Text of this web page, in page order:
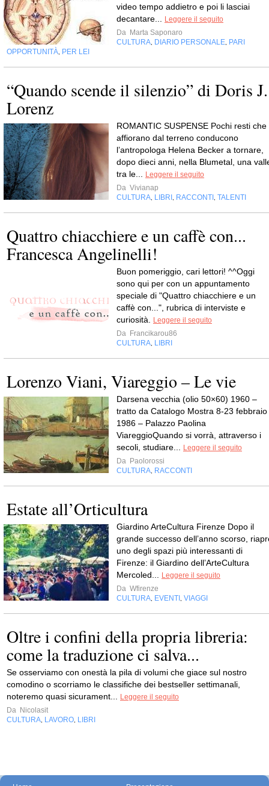
video tempo addietro e poi li lasciai
decantare...
Leggere il seguito
Da Marta Saponaro
CULTURA DIARIO PERSONALE PARI
OPPORTUNITÀ PER LEI
“Quando scende il silenzio” di Doris J.
Lorenz
ROMANTIC SUSPENSE Pochi resti che
affiorano dal terreno conducono
l’antropologa Helena Becker a tornare,
dopo dieci anni, nella Blumetal, una
tra le...
Leggere il seguito
Da Vivianap
CULTURA LIBRI RACCONTI TALENTI
Quattro chiacchiere e un caffè con...
Francesca Angelinelli!
Buon pomeriggio, cari lettori! ^^Oggi
sono qui per con un appuntamento
speciale di "Quattro chiacchiere e un
caffè con...", rubrica di interviste e
curiosità.
Leggere il seguito
Da Francikarou86
CULTURA LIBRI
Lorenzo Viani, Viareggio – Le vie
Darsena vecchia (olio 50×60) 1960 –
tratto da Catalogo Mostra 8-23 febbraio
1986 – Palazzo Paolina
ViareggioQuando si vorrà, attraverso i
secoli, studiare...
Leggere il seguito
Da Paolorossi
CULTURA RACCONTI
Estate all’Orticultura
Giardino ArteCultura Firenze Dopo il
grande successo dell’anno scorso,
uno degli spazi più interessanti di
Firenze: il Giardino dell’ArteCultura
Mercoled...
Leggere il seguito
Da Wfirenze
CULTURA EVENTI VIAGGI
Oltre i confini della propria libreria:
come la traduzione ci salva...
Se osserviamo con onestà la pila di volumi che giace sul nostro
comodino o scorriamo le classifiche dei bestseller settimanali,
noteremo quasi sicurament...
Leggere il seguito
Da Nicolasit
CULTURA LAVORO LIBRI